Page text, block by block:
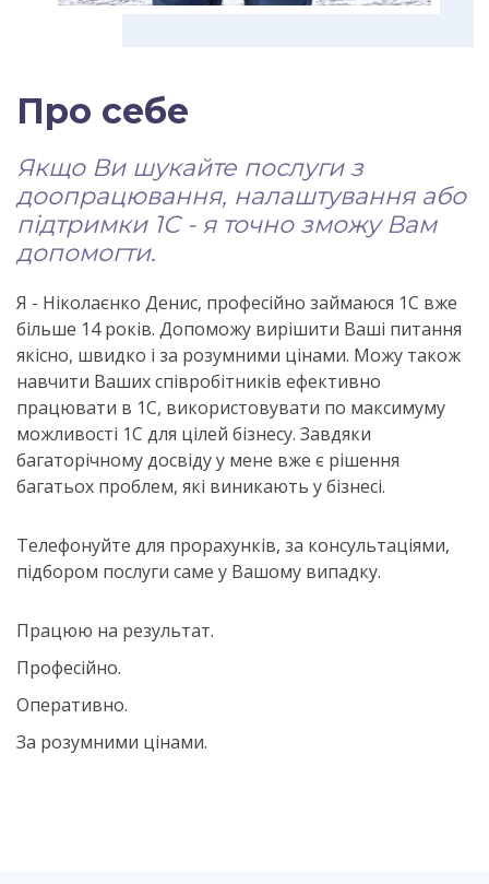
Про себе
Якщо Ви шукайте послуги з
доопрацювання, налаштування або
підтримки 1С - я точно зможу Вам
допомогти.
Я - Ніколаєнко Денис, професійно займаюся 1С вже
більше 14 років. Допоможу вирішити Ваші питання
якісно, швидко і за розумними цінами. Можу також
навчити Ваших співробітників ефективно
працювати в 1С, використовувати по максимуму
можливості 1С для цілей бізнесу. Завдяки
багаторічному досвіду у мене вже є рішення
багатьох проблем, які виникають у бізнесі.
Телефонуйте для прорахунків, за консультаціями,
підбором послуги саме у Вашому випадку.
Працюю на результат.
Професійно.
Оперативно.
За розумними цінами.